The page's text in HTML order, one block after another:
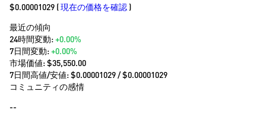
$0.00001029 (現在の価格を確認 )
最近の傾向
24時間変動:+0.00%
7日間変動:+0.00%
市場価値:$35,550.00
7日間高値/安値: $0.00001029/ $0.00001029
コミュニティの感情
--